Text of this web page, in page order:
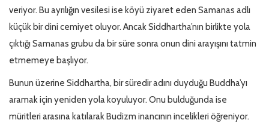
veriyor. Bu ayrılığın vesilesi ise köyü ziyaret eden Samanas adlı
küçük bir dini cemiyet oluyor. Ancak Siddhartha’nın birlikte yola
çıktığı Samanas grubu da bir süre sonra onun dini arayışını tatmin
etmemeye başlıyor.
Bunun üzerine Siddhartha, bir süredir adını duyduğu Buddha’yı
aramak için yeniden yola koyuluyor. Onu bulduğunda ise
müritleri arasına katılarak Budizm inancının incelikleri öğreniyor.